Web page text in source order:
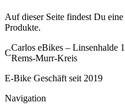
Auf dieser Seite findest Du
Produkte.
C
Carlos eBikes – Linsenhalde
Rems-Murr-Kreis
E-Bike Geschäft seit 2019
Navigation